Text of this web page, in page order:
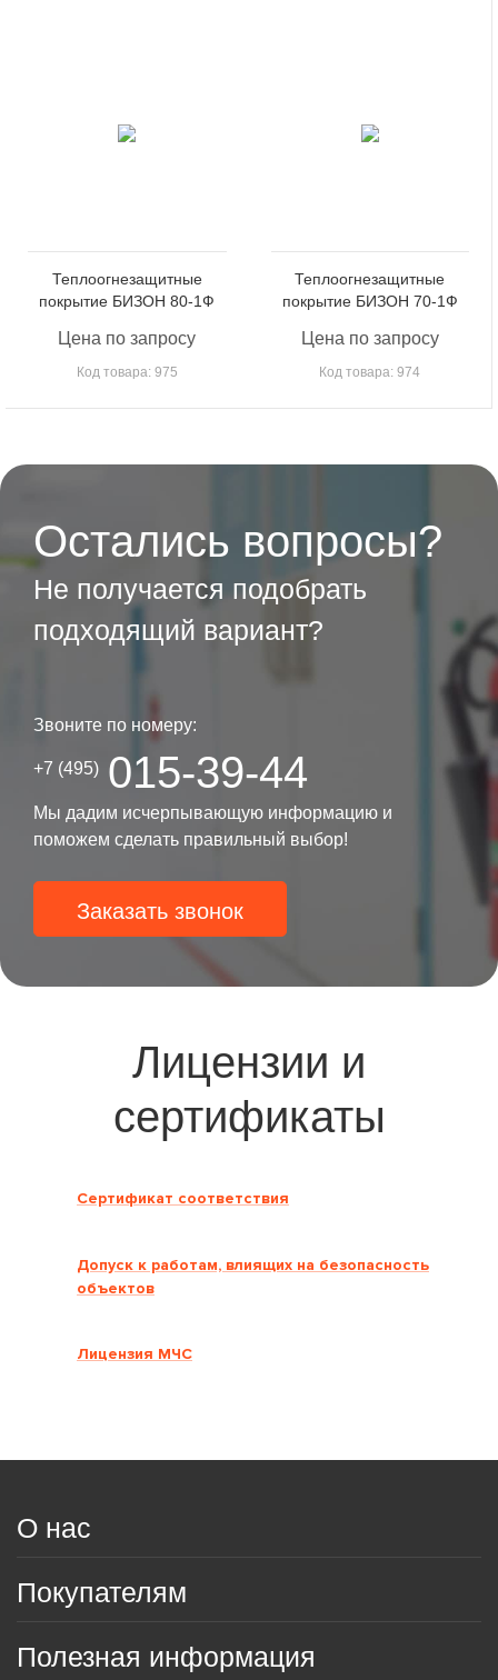
Теплоогнезащитные
покрытие БИЗОН 80-1Ф
Цена по запросу
Код товара: 975
Теплоогнезащитные
покрытие БИЗОН 70-1Ф
Цена по запросу
Код товара: 974
Остались вопросы?
Не получается подобрать
подходящий вариант?
Звоните по номеру:
+7 (495) 015-39-44
Мы дадим исчерпывающую информацию и
поможем сделать правильный выбор!
Заказать звонок
Лицензии и
сертификаты
Сертификат соответствия
Допуск к работам, влиящих на безопасность
объектов
Лицензия МЧС
О нас
Покупателям
Полезная информация